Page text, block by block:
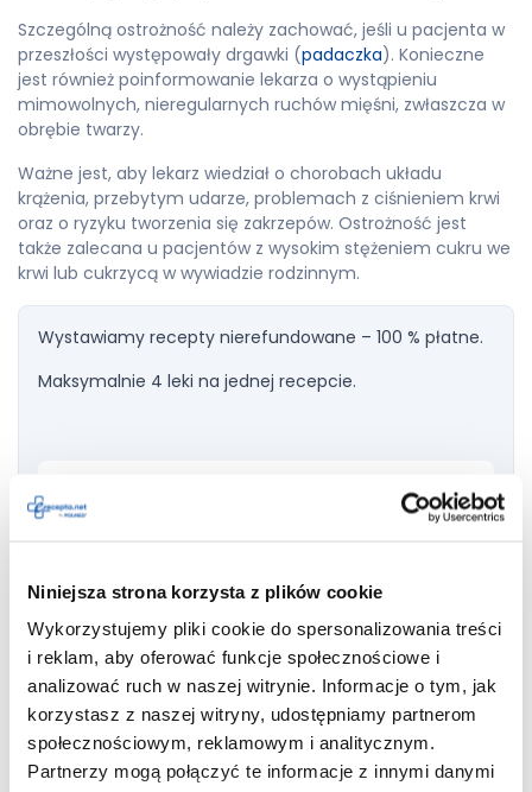
Niniejsza strona korzysta z plików cookie
Wykorzystujemy pliki cookie do spersonalizowania treści
i reklam, aby oferować funkcje społecznościowe i
analizować ruch w naszej witrynie. Informacje o tym, jak
korzystasz z naszej witryny, udostępniamy partnerom
społecznościowym, reklamowym i analitycznym.
Partnerzy mogą połączyć te informacje z innymi danymi
Szczególną ostrożność należy zachować, jeśli u pacjenta w
przeszłości występowały drgawki (padaczka). Konieczne
jest również poinformowanie lekarza o wystąpieniu
mimowolnych, nieregularnych ruchów mięśni, zwłaszcza w
obrębie twarzy.
Ważne jest, aby lekarz wiedział o chorobach układu
krążenia, przebytym udarze, problemach z ciśnieniem krwi
oraz o ryzyku tworzenia się zakrzepów. Ostrożność jest
także zalecana u pacjentów z wysokim stężeniem cukru we
krwi lub cukrzycą w wywiadzie rodzinnym.
Wystawiamy recepty nierefundowane – 100 % płatne.
Maksymalnie 4 leki na jednej recepcie.
Dodaj do
Należy natychmiast poinformować lekarza o wystąpieniu
objawów złośliwego zespołu neuroleptycznego (sztywność
mięśni z wysoką gorączką, potami, zaburzeniami stanu
umysłowego). Pacjenci powinni również zgłaszać
pojawienie się zaburzeń kontroli impulsów, takich jak
nałogowy hazard, nadmierne objadanie się, kompulsywne